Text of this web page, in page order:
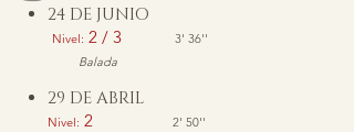
24 DE JUNIO
Nivel: 2 / 3
3' 36''
Balada
29 DE ABRIL
Nivel: 2
2' 50''